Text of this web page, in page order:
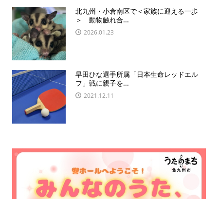
北九州・小倉南区で＜家族に迎える一歩
＞ 動物触れ合...
2026.01.23
早田ひな選手所属「日本生命レッドエル
フ」戦に親子を...
2021.12.11